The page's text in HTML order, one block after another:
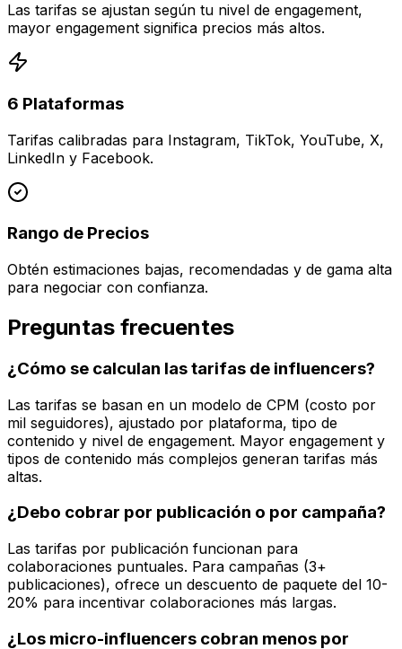
Las tarifas se ajustan según tu nivel de engagement,
mayor engagement significa precios más altos.
6 Plataformas
Tarifas calibradas para Instagram, TikTok, YouTube, X,
LinkedIn y Facebook.
Rango de Precios
Obtén estimaciones bajas, recomendadas y de gama alta
para negociar con confianza.
Preguntas frecuentes
¿Cómo se calculan las tarifas de influencers?
Las tarifas se basan en un modelo de CPM (costo por
mil seguidores), ajustado por plataforma, tipo de
contenido y nivel de engagement. Mayor engagement y
tipos de contenido más complejos generan tarifas más
altas.
¿Debo cobrar por publicación o por campaña?
Las tarifas por publicación funcionan para
colaboraciones puntuales. Para campañas (3+
publicaciones), ofrece un descuento de paquete del 10-
20% para incentivar colaboraciones más largas.
¿Los micro-influencers cobran menos por